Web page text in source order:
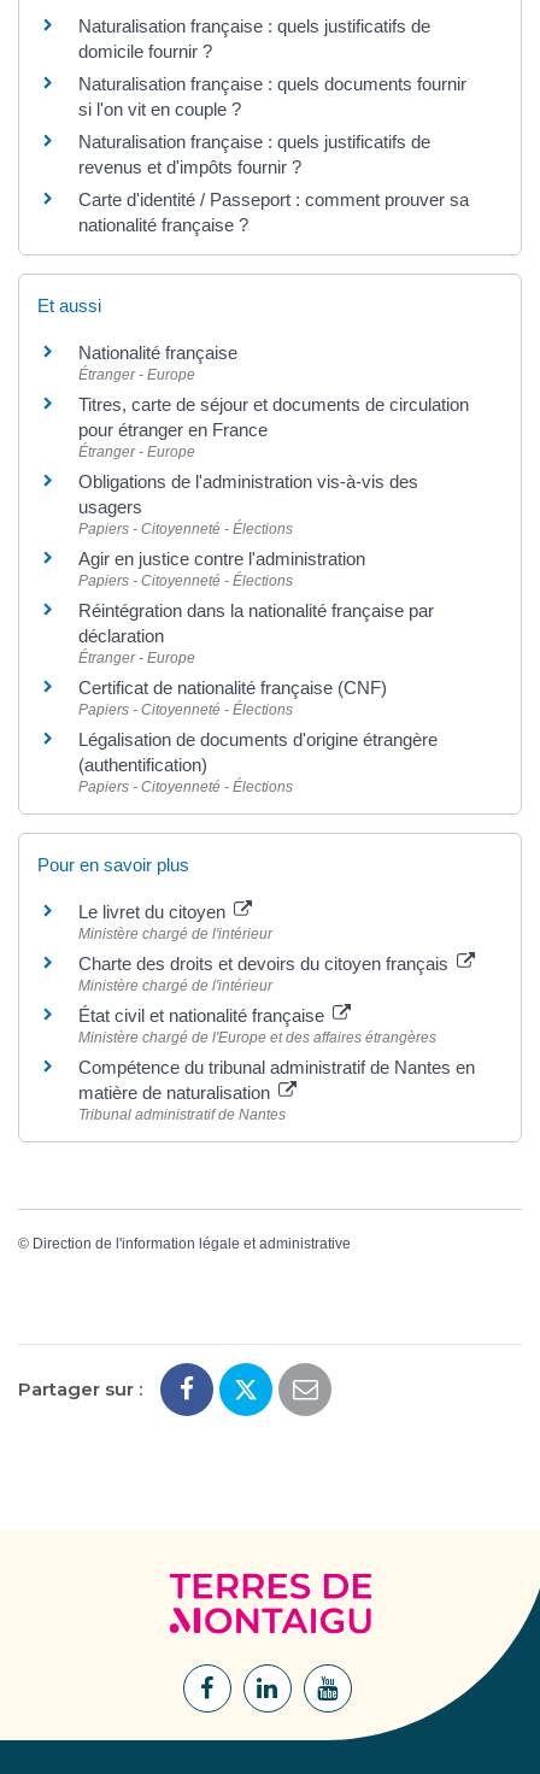
Naturalisation française : quels justificatifs de
domicile fournir ?
Naturalisation française : quels documents fournir
si l'on vit en couple ?
Naturalisation française : quels justificatifs de
revenus et d'impôts fournir ?
Carte d'identité / Passeport : comment prouver sa
nationalité française ?
Et aussi
Nationalité française
Étranger - Europe
Titres, carte de séjour et documents de circulation
pour étranger en France
Étranger - Europe
Obligations de l'administration vis-à-vis des
usagers
Papiers - Citoyenneté - Élections
Agir en justice contre l'administration
Papiers - Citoyenneté - Élections
Réintégration dans la nationalité française par
déclaration
Étranger - Europe
Certificat de nationalité française (CNF)
Papiers - Citoyenneté - Élections
Légalisation de documents d'origine étrangère
(authentification)
Papiers - Citoyenneté - Élections
Pour en savoir plus
Le livret du citoyen
Ministère chargé de l'intérieur
Charte des droits et devoirs du citoyen français
Ministère chargé de l'intérieur
État civil et nationalité française
Ministère chargé de l'Europe et des affaires étrangères
Compétence du tribunal administratif de Nantes en
matière de naturalisation
Tribunal administratif de Nantes
© Direction de l'information légale et administrative
Partager sur :
Terres
de
Montaigu
Lien
Lien
Lien